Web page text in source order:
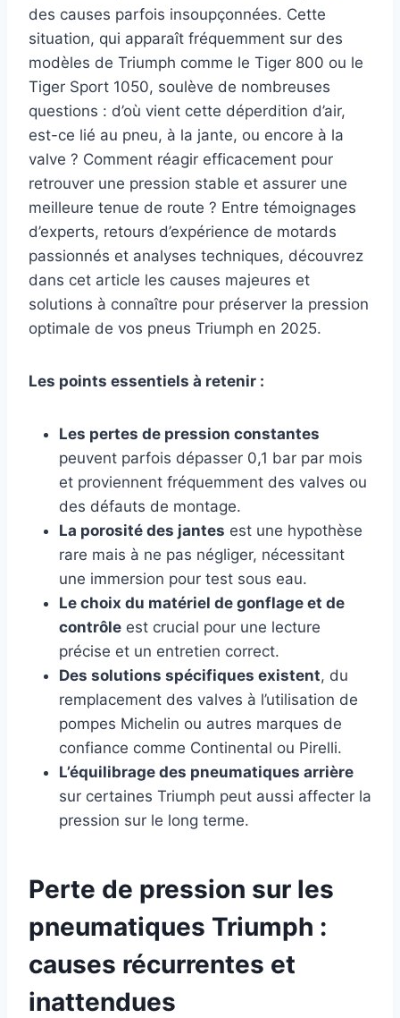
des causes parfois insoupçonnées. Cette
situation, qui apparaît fréquemment sur des
modèles de Triumph comme le Tiger 800 ou le
Tiger Sport 1050, soulève de nombreuses
questions : d’où vient cette déperdition d’air,
est-ce lié au pneu, à la jante, ou encore à la
valve ? Comment réagir efficacement pour
retrouver une pression stable et assurer une
meilleure tenue de route ? Entre témoignages
d’experts, retours d’expérience de motards
passionnés et analyses techniques, découvrez
dans cet article les causes majeures et
solutions à connaître pour préserver la pression
optimale de vos pneus Triumph en 2025.
Les points essentiels à retenir :
Les pertes de pression constantes
peuvent parfois dépasser 0,1 bar par mois
et proviennent fréquemment des valves ou
des défauts de montage.
La porosité des jantes est une hypothèse
rare mais à ne pas négliger, nécessitant
une immersion pour test sous eau.
Le choix du matériel de gonflage et de
contrôle est crucial pour une lecture
précise et un entretien correct.
Des solutions spécifiques existent, du
remplacement des valves à l’utilisation de
pompes Michelin ou autres marques de
confiance comme Continental ou Pirelli.
L’équilibrage des pneumatiques arrière
sur certaines Triumph peut aussi affecter la
pression sur le long terme.
Perte de pression sur les
pneumatiques Triumph :
causes récurrentes et
inattendues